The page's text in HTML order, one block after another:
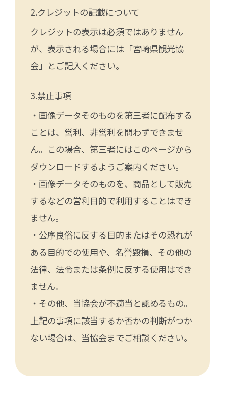
クレジットの記載について
クレジットの表示は必須ではありません
が、表示される場合には「宮崎県観光協
会」とご記入ください。
禁止事項
・画像データそのものを第三者に配布する
ことは、営利、非営利を問わずできませ
ん。この場合、第三者にはこのページから
ダウンロードするようご案内ください。
・画像データそのものを、商品として販売
するなどの営利目的で利用することはでき
ません。
・公序良俗に反する目的またはその恐れが
ある目的での使用や、名誉毀損、その他の
法律、法令または条例に反する使用はでき
ません。
・その他、当協会が不適当と認めるもの。
上記の事項に該当するか否かの判断がつか
ない場合は、当協会までご相談ください。